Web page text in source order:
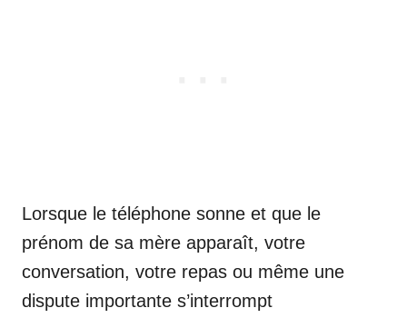
Lorsque le téléphone sonne et que le
prénom de sa mère apparaît, votre
conversation, votre repas ou même une
dispute importante s’interrompt